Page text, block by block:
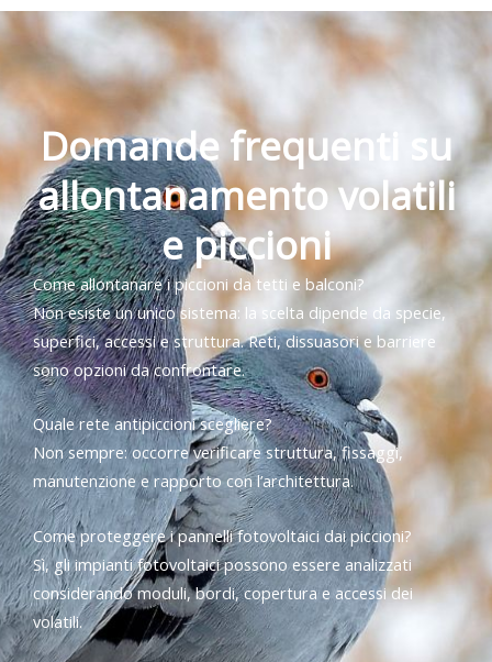
Domande frequenti su
allontanamento volatili
e piccioni
Come allontanare i piccioni da tetti e balconi?
Non esiste un unico sistema: la scelta dipende da specie,
superfici, accessi e struttura. Reti, dissuasori e barriere
sono opzioni da confrontare.
Quale rete antipiccioni scegliere?
Non sempre: occorre verificare struttura, fissaggi,
manutenzione e rapporto con l’architettura.
Come proteggere i pannelli fotovoltaici dai piccioni?
Sì, gli impianti fotovoltaici possono essere analizzati
considerando moduli, bordi, copertura e accessi dei
volatili.